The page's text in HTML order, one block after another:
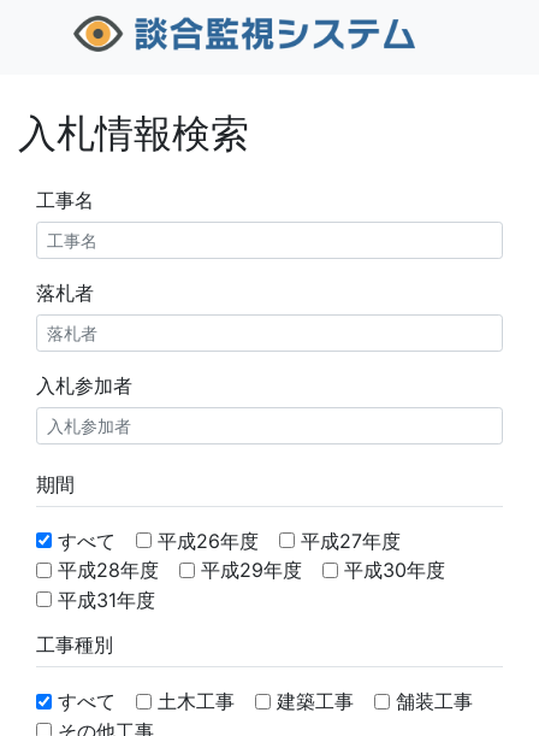
入札情報検索
工事名
落札者
入札参加者
期間
すべて 平成26年度
平成27年度
平成28年度
平成29年度
平成30年度
平成31年度
工事種別
すべて 土木工事 建築工事
舗装工事
その他工事